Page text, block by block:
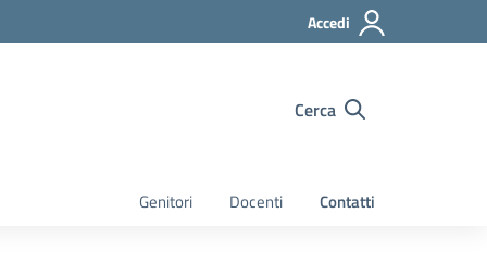
Accedi
Cerca
Genitori Docenti Contatti